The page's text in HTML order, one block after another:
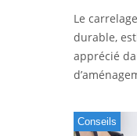
Le
durable,
apprécié
Conseils